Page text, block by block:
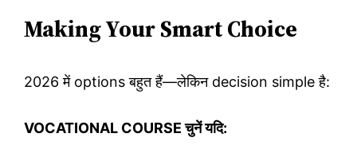
Making Your Smart Choice
2026 में options बहुत हैं—लेकिन decision simple है:
VOCATIONAL COURSE चुनें यदि: